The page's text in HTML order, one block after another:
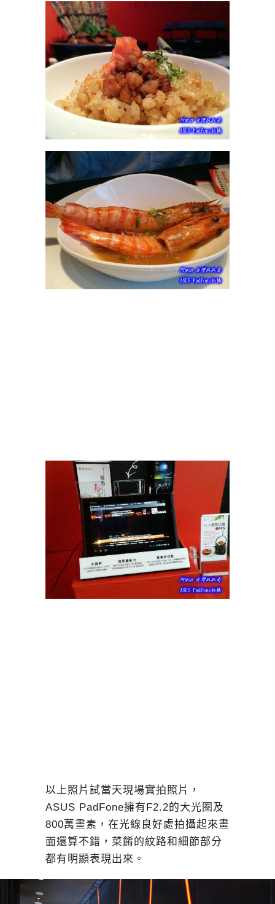
以上照片試當天現場實拍照片，
ASUS PadFone擁有F2.2的大光圈及
800萬畫素，在光線良好處拍攝起來畫
面還算不錯，菜餚的紋路和細節部分
都有明顯表現出來。